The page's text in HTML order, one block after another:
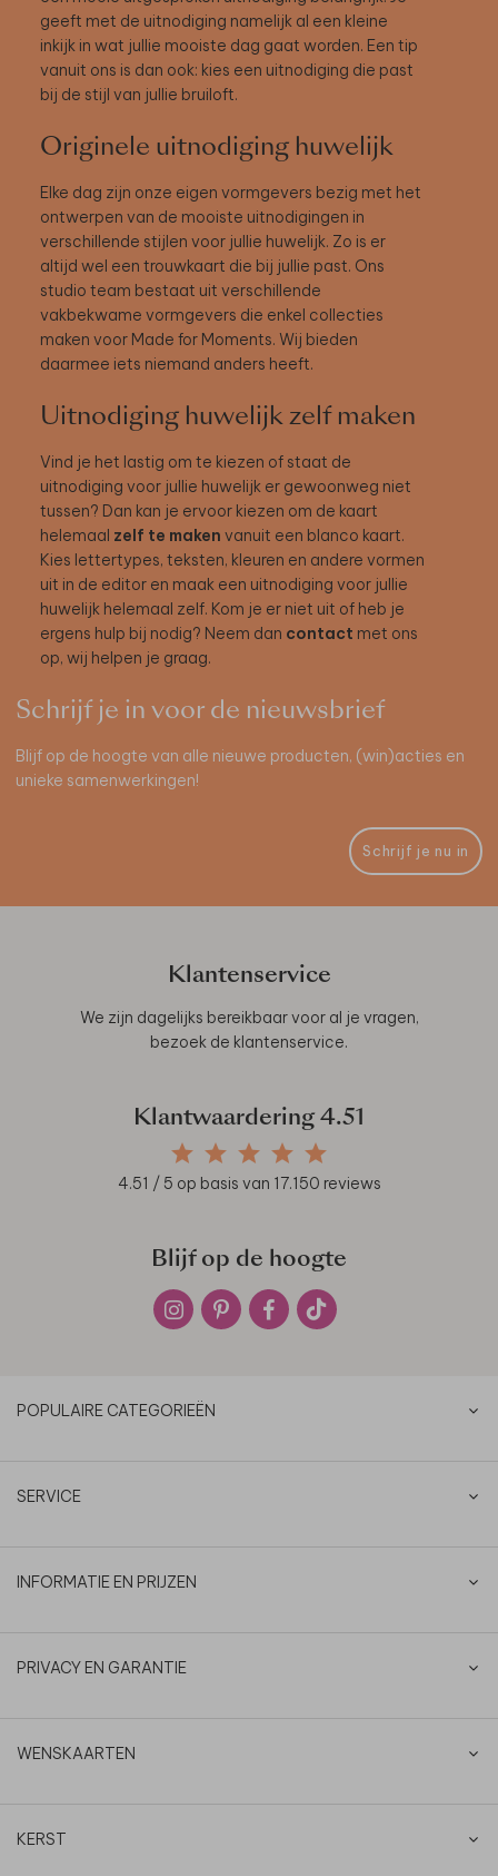
geeft met de uitnodiging namelijk al een kleine
inkijk in wat jullie mooiste dag gaat worden. Een tip
vanuit ons is dan ook: kies een uitnodiging die past
bij de stijl van jullie bruiloft.
Originele uitnodiging huwelijk
Elke dag zijn onze eigen vormgevers bezig met het
ontwerpen van de mooiste uitnodigingen in
verschillende stijlen voor jullie huwelijk. Zo is er
altijd wel een trouwkaart die bij jullie past. Ons
studio team bestaat uit verschillende
vakbekwame vormgevers die enkel collecties
maken voor Made for Moments. Wij bieden
daarmee iets niemand anders heeft.
Uitnodiging huwelijk zelf maken
Vind je het lastig om te kiezen of staat de
uitnodiging voor jullie huwelijk er gewoonweg niet
tussen? Dan kan je ervoor kiezen om de kaart
helemaal zelf te maken vanuit een blanco kaart.
Kies lettertypes, teksten, kleuren en andere vormen
uit in de editor en maak een uitnodiging voor jullie
huwelijk helemaal zelf. Kom je er niet uit of heb je
ergens hulp bij nodig? Neem dan contact met ons
op, wij helpen je graag.
Schrijf je in voor de nieuwsbrief
Blijf op de hoogte van alle nieuwe producten, (win)acties en
unieke samenwerkingen!
Schrijf je nu in
Klantenservice
We zijn dagelijks bereikbaar voor al je vragen,
bezoek de klantenservice.
Klantwaardering 4.51
4.51 / 5 op basis van 17.150 reviews
Blijf op de hoogte
POPULAIRE CATEGORIEËN
SERVICE
INFORMATIE EN PRIJZEN
PRIVACY EN GARANTIE
WENSKAARTEN
KERST